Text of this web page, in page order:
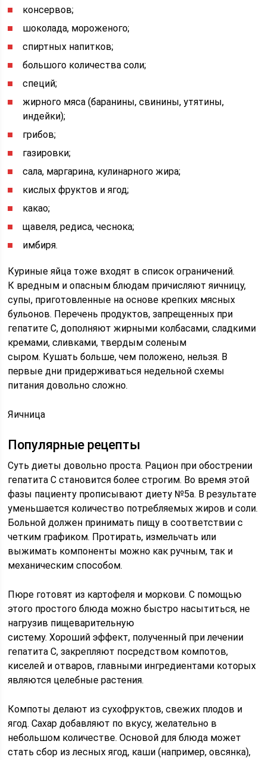
консервов;
шоколада, мороженого;
спиртных напитков;
большого количества соли;
специй;
жирного мяса (баранины, свинины, утятины,
индейки);
грибов;
газировки;
сала, маргарина, кулинарного жира;
кислых фруктов и ягод;
какао;
щавеля, редиса, чеснока;
имбиря.
Куриные яйца тоже входят в список ограничений.
К вредным и опасным блюдам причисляют яичницу,
супы, приготовленные на основе крепких мясных
бульонов. Перечень продуктов, запрещенных при
гепатите С, дополняют жирными колбасами, сладкими
кремами, сливками, твердым соленым
сыром. Кушать больше, чем положено, нельзя. В
первые дни придерживаться недельной схемы
питания довольно сложно.
Яичница
Популярные рецепты
Суть диеты довольно проста. Рацион при обострении
гепатита С становится более строгим. Во время этой
фазы пациенту прописывают диету №5а. В результате
уменьшается количество потребляемых жиров и соли.
Больной должен принимать пищу в соответствии с
четким графиком. Протирать, измельчать или
выжимать компоненты можно как ручным, так и
механическим способом.
Пюре готовят из картофеля и моркови. С помощью
этого простого блюда можно быстро насытиться, не
нагрузив пищеварительную
систему. Хороший эффект, полученный при лечении
гепатита С, закрепляют посредством компотов,
киселей и отваров, главными ингредиентами которых
являются целебные растения.
Компоты делают из сухофруктов, свежих плодов и
ягод. Сахар добавляют по вкусу, желательно в
небольшом количестве. Основой для блюда может
стать сбор из лесных ягод, каши (например, овсянка),